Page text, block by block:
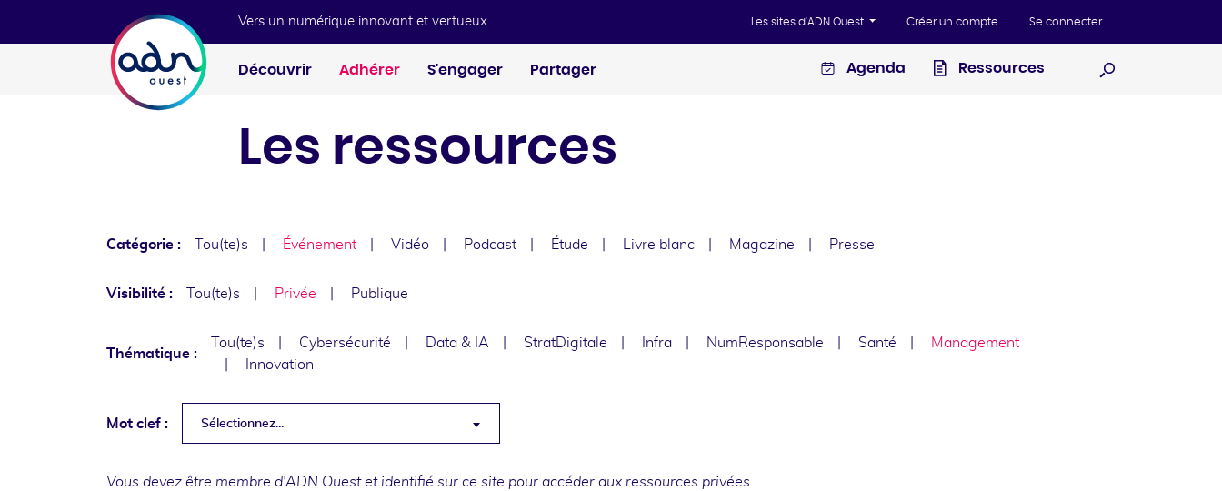
Vers un numérique innovant et vertueux Les sites d'ADN Ouest Créer un compte Se connecter
Découvrir Adhérer S'engager Partager Agenda
Ressources
Les ressources
Catégorie : Tou(te)s Événement Vidéo Podcast Étude Livre blanc Magazine Presse
Visibilité : Tou(te)s Privée Publique
Thématique :
Tou(te)s Cybersécurité Data & IA StratDigitale Infra NumResponsable Santé
Management
Innovation
Mot clef : Sélectionnez...
Vous devez être membre d'ADN Ouest et identifié sur ce site pour accéder aux ressources privées.